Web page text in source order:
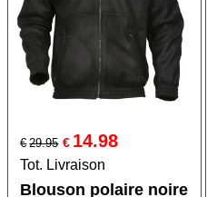
€ 29.95 € 14.98
Tot. Livraison
Blouson polaire noire